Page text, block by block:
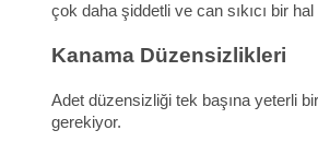
çok daha şiddetli ve can sıkıcı bir hal
Kanama Düzensizlikleri
Adet düzensizliği tek başına yeterli
gerekiyor.